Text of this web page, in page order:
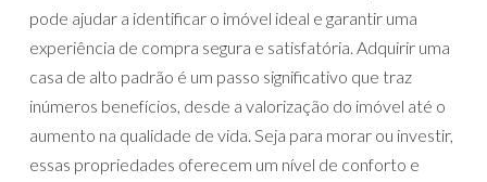
pode ajudar a identificar o imóvel ideal e garantir uma
experiência de compra segura e satisfatória. Adquirir uma
casa de alto padrão é um passo significativo que traz
inúmeros benefícios, desde a valorização do imóvel até o
aumento na qualidade de vida. Seja para morar ou investir,
essas propriedades oferecem um nível de conforto e